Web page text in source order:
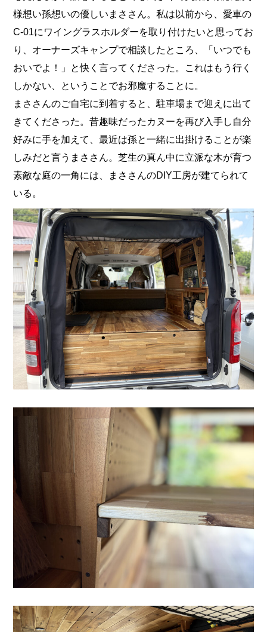
様想い孫想いの優しいまささん。私は以前から、愛車の
C-01にワイングラスホルダーを取り付けたいと思ってお
り、オーナーズキャンプで相談したところ、「いつでも
おいでよ！」と快く言ってくださった。これはもう行く
しかない、ということでお邪魔することに。
まささんのご自宅に到着すると、駐車場まで迎えに出て
きてくださった。昔趣味だったカヌーを再び入手し自分
好みに手を加えて、最近は孫と一緒に出掛けることが楽
しみだと言うまささん。芝生の真ん中に立派な木が育つ
素敵な庭の一角には、まささんのDIY工房が建てられて
いる。